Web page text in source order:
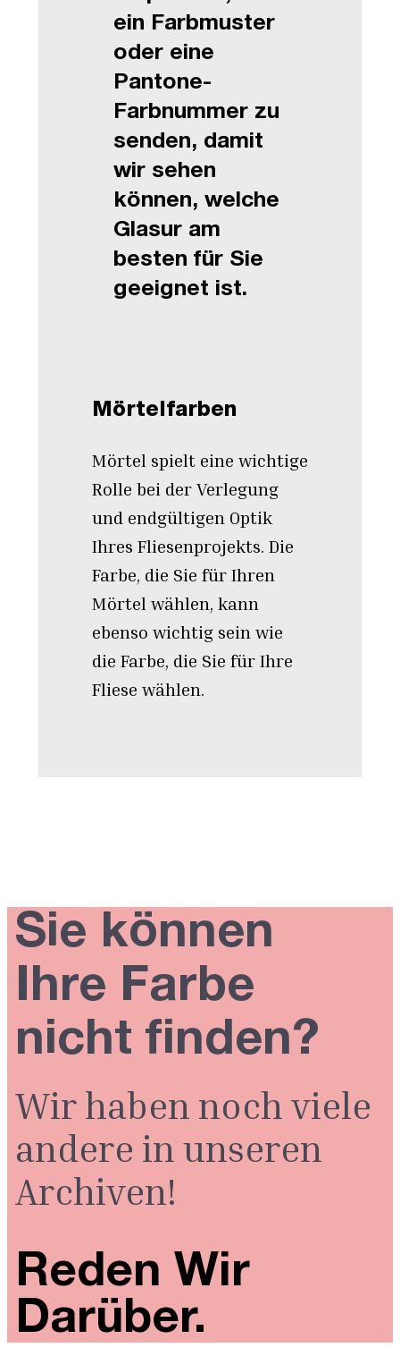
ein Farbmuster
oder eine
Pantone-
Farbnummer zu
senden, damit
wir sehen
können, welche
Glasur am
besten für Sie
geeignet ist.
Mörtelfarben
Mörtel spielt eine wichtige
Rolle bei der Verlegung
und endgültigen Optik
Ihres Fliesenprojekts. Die
Farbe, die Sie für Ihren
Mörtel wählen, kann
ebenso wichtig sein wie
die Farbe, die Sie für Ihre
Fliese wählen.
Sie können
Ihre Farbe
nicht finden?
Wir haben noch viele
andere in unseren
Archiven!
Reden Wir
Darüber.